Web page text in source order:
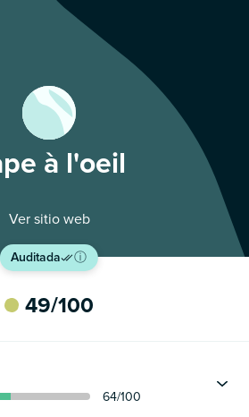
à l'oeil
Ver sitio web
Auditada ⓘ
49/100
64/100